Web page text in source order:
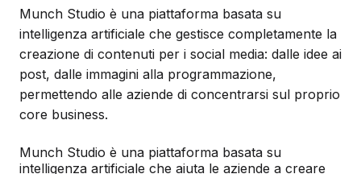
Munch Studio è una piattaforma basata su
intelligenza artificiale che gestisce completamente la
creazione di contenuti per i social media: dalle idee ai
post, dalle immagini alla programmazione,
permettendo alle aziende di concentrarsi sul proprio
core business.
Munch Studio è una piattaforma basata su
intelligenza artificiale che aiuta le aziende a creare